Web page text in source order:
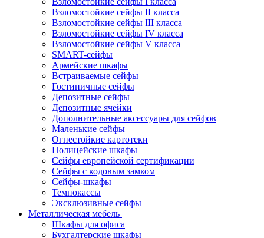
Взломостойкие сейфы II класса
Взломостойкие сейфы III класса
Взломостойкие сейфы IV класса
Взломостойкие сейфы V класса
SMART-сейфы
Армейские шкафы
Встраиваемые сейфы
Гостиничные сейфы
Депозитные сейфы
Депозитные ячейки
Дополнительные аксессуары для сейфов
Маленькие сейфы
Огнестойкие картотеки
Полицейские шкафы
Сейфы европейской сертификации
Сейфы с кодовым замком
Сейфы-шкафы
Темпокассы
Эксклюзивные сейфы
Металлическая мебель
Шкафы для офиса
Бухгалтерские шкафы